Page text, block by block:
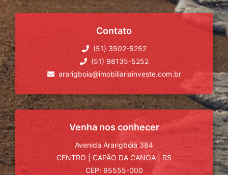
Contato
(51) 3502-5252
(51) 98135-5252
ararigboia@imobiliariainveste.com.br
Venha nos conhecer
Avenida Ararigbóia 384
CENTRO
CAPÃO DA CANOA
RS
CEP: 95555-000